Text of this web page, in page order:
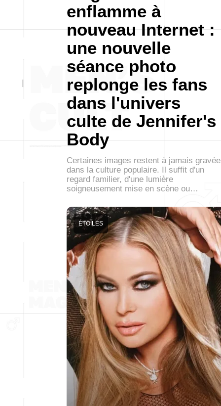
enflamme à
nouveau Internet :
une nouvelle
séance photo
replonge les fans
dans l'univers
culte de Jennifer's
Body
Certaines images restent à jamais
dans la culture populaire. Il suffit d'un
regard familier, d'une lumière
soigneusement mise en scène ou…
ÉTOILES